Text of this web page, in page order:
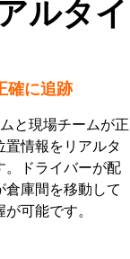
ルタイ
確に追跡
と現場チームが正
情報をリアルタ
。ドライバーが配
庫間を移動して
可能です。